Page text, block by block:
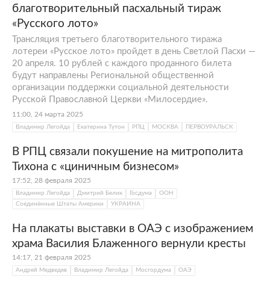
благотворительный пасхальный тираж
«Русского лото»
Трансляция третьего благотворительного тиража
лотереи «Русское лото» пройдет в день Светлой Пасхи —
20 апреля. 10 рублей с каждого проданного билета
будут направлены Региональной общественной
организации поддержки социальной деятельности
Русской Православной Церкви «Милосердие».
11:00, 24 марта 2025
Владимир Легойда Екатерина Тутон РПЦ МОСКВА ПЕРВОУРАЛЬСК
В РПЦ связали покушение на митрополита
Тихона с «циничным бизнесом»
17:52, 28 февраля 2025
Владимир Легойда Дмитрий Белик Госдума
ООН
Соединённые Штаты Америки
УКРАИНА
На плакаты выставки в ОАЭ с изображением
храма Василия Блаженного вернули кресты
14:17, 21 февраля 2025
Андрей Медведев Владимир Легойда Мосгордума ОАЭ